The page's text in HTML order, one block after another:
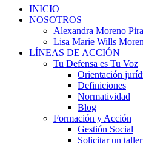
INICIO
NOSOTROS
Alexandra Moreno
Lisa Marie Wills
LÍNEAS DE ACCIÓN
Tu Defensa es Tu Voz
Orientación
Definiciones
Normatividad
Blog
Formación y Acción
Gestión Social
Solicitar un taller